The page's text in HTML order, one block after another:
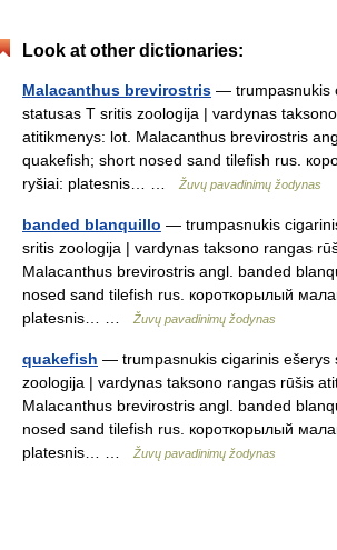
Look at other dictionaries:
Malacanthus brevirostris — trumpasnukis
statusas T sritis zoologija | vardynas
atitikmenys: lot. Malacanthus brevirostris
quakefish; short nosed sand tilefish rus.
ryšiai: platesnis… …
Žuvų pavadinimų žodynas
banded blanquillo — trumpasnukis
sritis zoologija | vardynas taksono rangas
Malacanthus brevirostris angl. banded
nosed sand tilefish rus. короткорылый
platesnis… …
Žuvų pavadinimų žodynas
quakefish — trumpasnukis cigarinis ešerys
zoologija | vardynas taksono rangas rūšis
Malacanthus brevirostris angl. banded
nosed sand tilefish rus. короткорылый
platesnis… …
Žuvų pavadinimų žodynas